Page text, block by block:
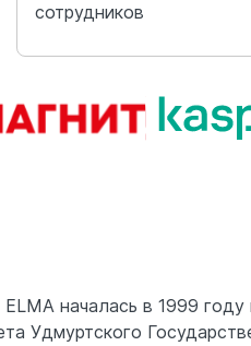
сотрудников
началась в 1999 году
Удмуртского